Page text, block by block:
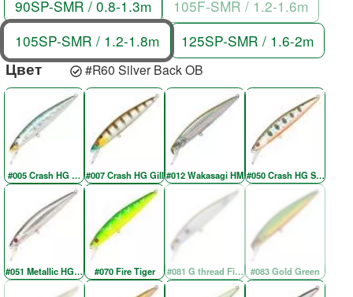
90SP-SMR / 0.8-1.3m
105F-SMR / 1.2-1.6m
105SP-SMR / 1.2-1.8m
125SP-SMR / 1.6-2m
Цвет #R60 Silver Back OB
#005 Crash HG Wakasagi#007 Crash HG Gill #012 Wakasagi HM #050 Crash HG Silver
#051 Metallic HG Silver & Black OB RE
#070 Fire Tiger #081 G thread Fin Shad#083 Gold Green